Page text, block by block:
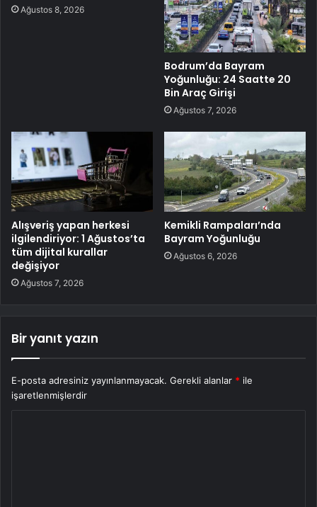
Ağustos 8, 2026
Bodrum’da Bayram
Yoğunluğu: 24 Saatte 20
Bin Araç Girişi
Ağustos 7, 2026
Alışveriş yapan herkesi
ilgilendiriyor: 1 Ağustos’ta
tüm dijital kurallar
değişiyor
Ağustos 7, 2026
Kemikli Rampaları’nda
Bayram Yoğunluğu
Ağustos 6, 2026
Bir yanıt yazın
E-posta adresiniz yayınlanmayacak. Gerekli alanlar * ile
işaretlenmişlerdir